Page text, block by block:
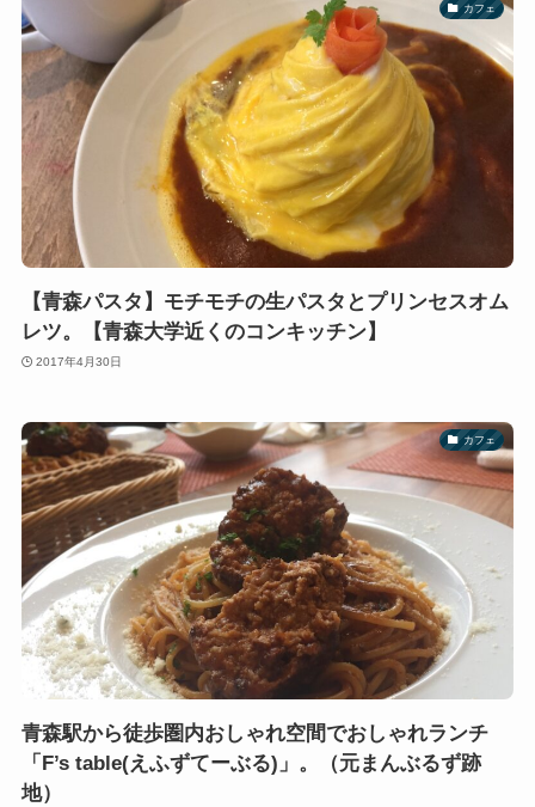
カフェ
【青森パスタ】モチモチの生パスタとプリンセスオム
レツ。【青森大学近くのコンキッチン】
2017年4月30日
カフェ
青森駅から徒歩圏内おしゃれ空間でおしゃれランチ
「F’s table(えふずてーぶる)」。（元まんぶるず跡
地）